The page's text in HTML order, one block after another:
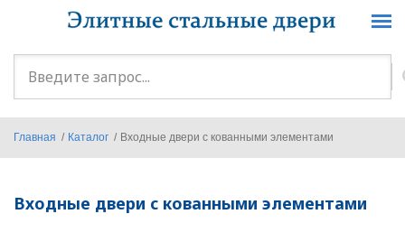
Перейти к основному содержанию
Форма
поиска
Главная / Каталог / Входные двери с кованными элементами
Входные двери с кованными элементами